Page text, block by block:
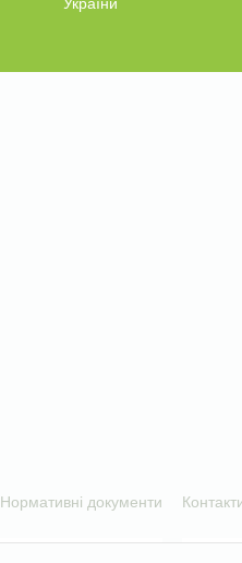
Нормативні документи